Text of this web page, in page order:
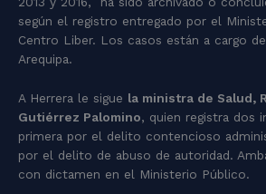
según el registro entregado por el
Centro Liber. Los casos están a cargo
Arequipa.
A Herrera le sigue la ministra de Salud,
Gutiérrez Palomino, quien registra dos
primera por el delito contencioso
por el delito de abuso de autoridad.
con dictamen en el Ministerio Público.